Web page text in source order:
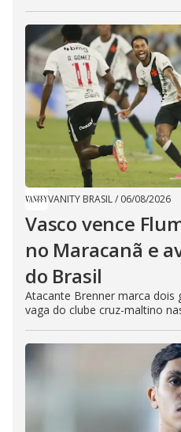
VANITY BRASIL/ 06/08/2026
Vasco vence
no Maracanã e
do Brasil
Atacante Brenner marca dois
vaga do clube cruz-maltino